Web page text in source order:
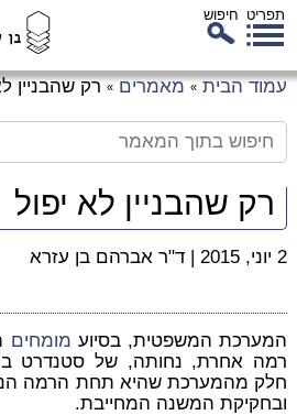
תפריט חיפוש
עמוד הבית » מאמרים » רק שהבניין
רק שהבניין לא יפול
2 יוני, 2015 | ד"ר אברהם בן עזרא
המערכת המשפטית, בסיוע מומחים
רמה אחרת, נחותה, של סטנדרט
חלק מהמערכת שהיא תחת הרמה
ובחקיקת המשנה המחייבת.